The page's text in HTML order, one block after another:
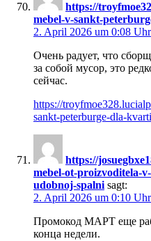
https://
mebel-v-sankt-
2. April 2026 um 0:08 Uhr
Очень радует, что
за собой мусор, это
сейчас.
https://
sankt-peterburge-dla-
https://
mebel-ot-proizvoditela-
udobnoj-spalni sagt:
2. April 2026 um 0:10 Uhr
Промокод МАРТ еще
конца недели.